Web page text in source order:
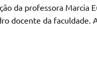
da professora Marcia
docente da faculdade.